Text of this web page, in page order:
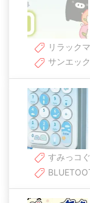
リラックマ
サンエッ
すみっコ